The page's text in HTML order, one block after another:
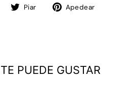
Compartir
Piar
Tweet Apedear
PUEDE GUSTAR